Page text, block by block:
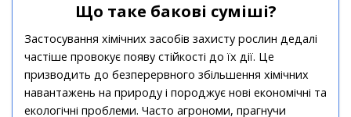
Що таке бакові суміші?
Застосування хімічних засобів захисту рослин дедалі
частіше провокує появу стійкості до їх дії. Це
призводить до безперервного збільшення хімічних
навантажень на природу і породжує нові економічні та
екологічні проблеми. Часто агрономи, прагнучи